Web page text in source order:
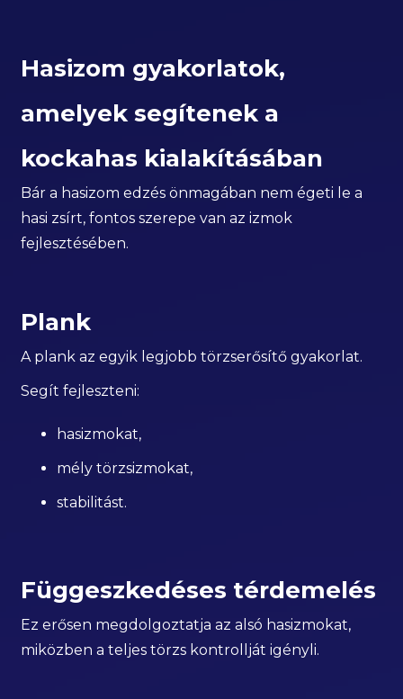
Hasizom gyakorlatok,
amelyek segítenek a
kockahas kialakításában
Bár a hasizom edzés önmagában nem égeti le a
hasi zsírt, fontos szerepe van az izmok
fejlesztésében.
Plank
A plank az egyik legjobb törzserősítő gyakorlat.
Segít fejleszteni:
hasizmokat,
mély törzsizmokat,
stabilitást.
Függeszkedéses térdemelés
Ez erősen megdolgoztatja az alsó hasizmokat,
miközben a teljes törzs kontrollját igényli.